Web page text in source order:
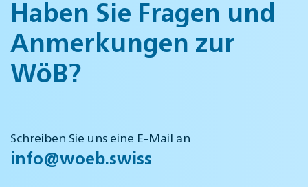
Haben Sie Fragen und
Anmerkungen zur
WöB?
Schreiben Sie uns eine E-Mail an
info@woeb.swiss